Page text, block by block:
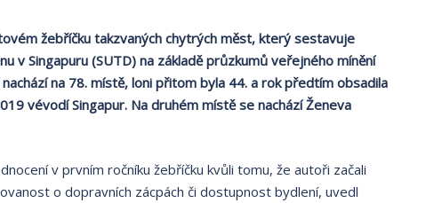
žebříčku takzvaných chytrých měst, který sestavuje
v Singapuru (SUTD) na základě průzkumů veřejného mínění
na 78. místě, loni přitom byla 44. a rok předtím obsadila
vévodí Singapur. Na druhém místě se nachází Ženeva
v prvním ročníku žebříčku kvůli tomu, že autoři začali
o dopravních zácpách či dostupnost bydlení, uvedl